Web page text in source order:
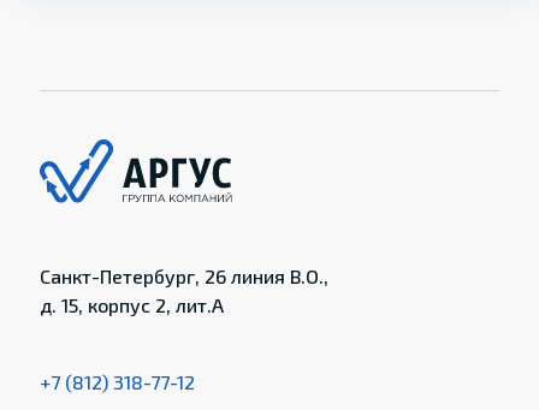
Санкт-Петербург, 26 линия В.О.,
д. 15, корпус 2, лит.А
+7 (812) 318-77-12